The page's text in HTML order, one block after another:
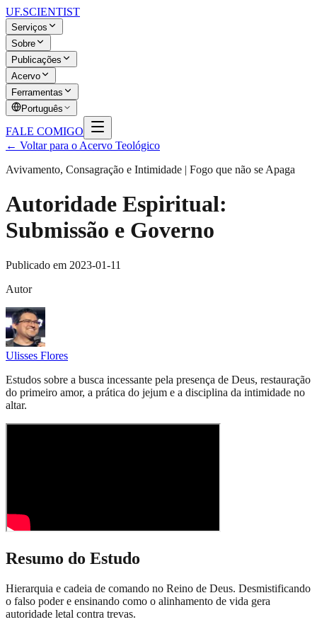
UF.SCIENTIST
Serviços
Sobre
Publicações
Acervo
Ferramentas
Português
FALE COMIGO
← Voltar para o Acervo Teológico
Avivamento, Consagração e Intimidade | Fogo que não se Apaga
Autoridade Espiritual:
Submissão e Governo
Publicado em 2023-01-11
Autor
Ulisses Flores
Estudos sobre a busca incessante pela presença de Deus, restauração
do primeiro amor, a prática do jejum e a disciplina da intimidade no
altar.
Resumo do Estudo
Hierarquia e cadeia de comando no Reino de Deus. Desmistificando
o falso poder e ensinando como o alinhamento de vida gera
autoridade letal contra trevas.